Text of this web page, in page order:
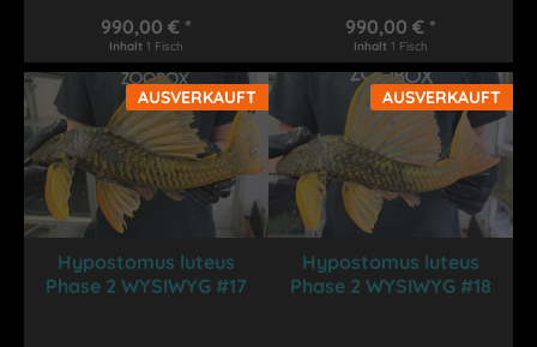
990,00 € *
Inhalt1 Fisch
990,00 € *
Inhalt1 Fisch
AUSVERKAUFT
Hypostomus luteus
Phase 2 WYSIWYG #17
AUSVERKAUFT
Hypostomus luteus
Phase 2 WYSIWYG #18